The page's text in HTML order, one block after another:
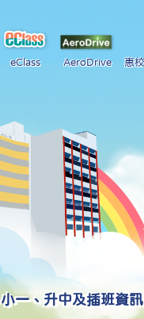
eClass AeroDrive 惠
小一、升中及插班資訊